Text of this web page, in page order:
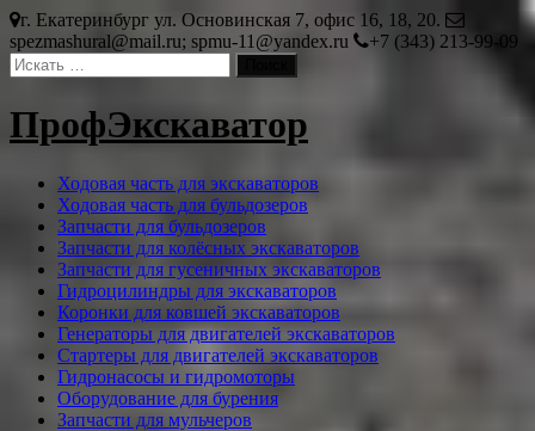
Перейти
к
содержимому
г. Екатеринбург ул. Основинская 7, офис 16, 18, 20.
spezmashural@mail.ru; spmu-11@yandex.ru
+7 (343) 213-99-09
ПрофЭкскаватор
Ходовая часть для экскаваторов
Ходовая часть для бульдозеров
Запчасти для бульдозеров
Запчасти для колёсных экскаваторов
Запчасти для гусеничных экскаваторов
Гидроцилиндры для экскаваторов
Коронки для ковшей экскаваторов
Генераторы для двигателей экскаваторов
Стартеры для двигателей экскаваторов
Гидронасосы и гидромоторы
Оборудование для бурения
Запчасти для мульчеров